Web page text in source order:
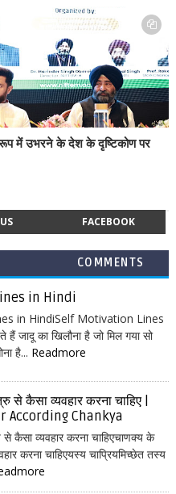
में उभरने के देश के दृष्टिकोण पर
FACEBOOK
COMMENTS
in Hindi
in HindiSelf Motivation Lines
जादू का खिलौना है जो मिल गया सो
है... Readmore
कैसा व्यवहार करना चाहिए |
According Chankya
कैसा व्यवहार करना चाहिएचाणक्य के
करना चाहिएयस्य चाप्रियमिच्छेत तस्य